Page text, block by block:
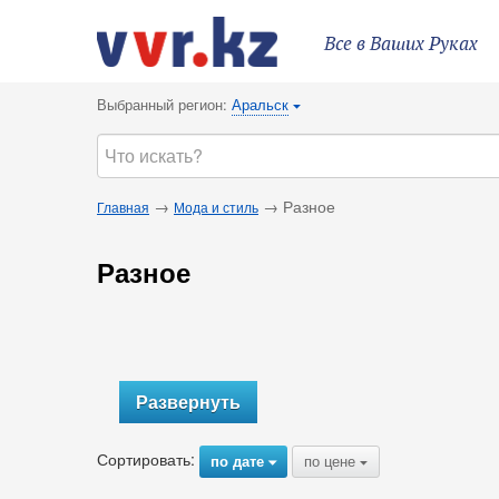
Все в Ваших Руках
Выбранный регион: Аральск {
Главная → Мода и стиль → Разное
Разное
Развернуть
Сортировать: по дате{ по цене {